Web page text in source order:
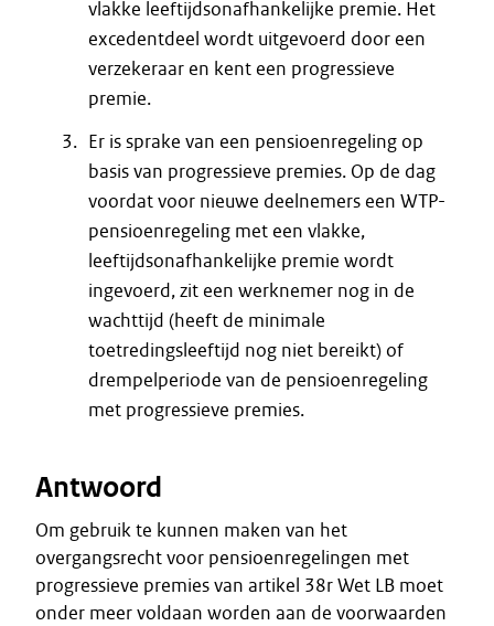
vlakke leeftijdsonafhankelijke premie. Het
excedentdeel wordt uitgevoerd door een
verzekeraar en kent een progressieve
premie.
Er is sprake van een pensioenregeling op
basis van progressieve premies. Op de dag
voordat voor nieuwe deelnemers een WTP-
pensioenregeling met een vlakke,
leeftijdsonafhankelijke premie wordt
ingevoerd, zit een werknemer nog in de
wachttijd (heeft de minimale
toetredingsleeftijd nog niet bereikt) of
drempelperiode van de pensioenregeling
met progressieve premies.
Antwoord
Om gebruik te kunnen maken van het
overgangsrecht voor pensioenregelingen met
progressieve premies van artikel 38r Wet LB moet
onder meer voldaan worden aan de voorwaarden